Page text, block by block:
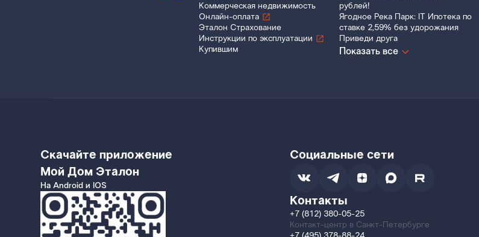
Коммерческая недвижимость
Онлайн-оплата
Эталон Страхование
Инструкции по эксплуатации
Купившим
рублей!
Ягодное Река Парк: IT Ипотека по
ставке 2,59% без удорожания
Приведи друга
Показать все
Скачайте приложение
Мой Дом Эталон
На Android и IOS
Социальные сети
Контакты
+7 (812) 380-05-25
Контакт-центр в Санкт-Петербурге